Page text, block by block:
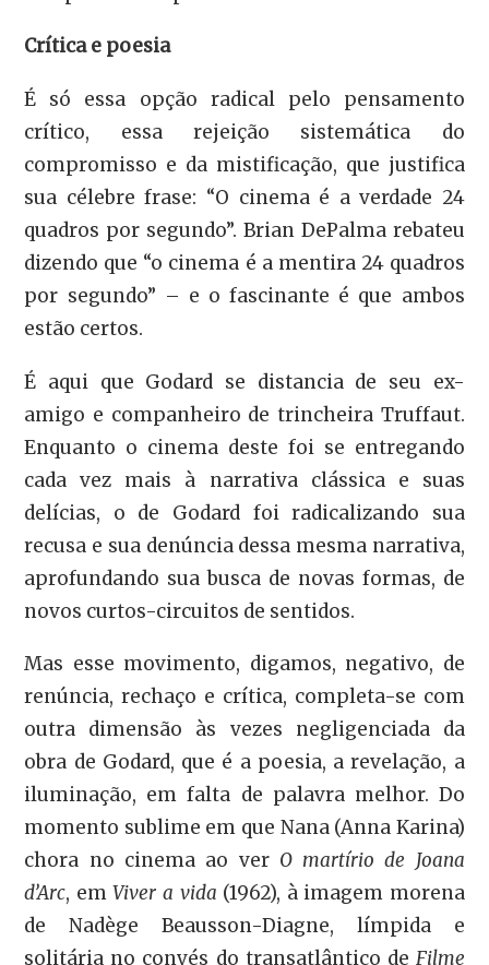
Crítica e poesia
É só essa opção radical pelo pensamento
crítico, essa rejeição sistemática do
compromisso e da mistificação, que justifica
sua célebre frase: “O cinema é a verdade 24
quadros por segundo”. Brian DePalma rebateu
dizendo que “o cinema é a mentira 24 quadros
por segundo” – e o fascinante é que ambos
estão certos.
É aqui que Godard se distancia de seu ex-
amigo e companheiro de trincheira Truffaut.
Enquanto o cinema deste foi se entregando
cada vez mais à narrativa clássica e suas
delícias, o de Godard foi radicalizando sua
recusa e sua denúncia dessa mesma narrativa,
aprofundando sua busca de novas formas, de
novos curtos-circuitos de sentidos.
Mas esse movimento, digamos, negativo, de
renúncia, rechaço e crítica, completa-se com
outra dimensão às vezes negligenciada da
obra de Godard, que é a poesia, a revelação, a
iluminação, em falta de palavra melhor. Do
momento sublime em que Nana (Anna Karina)
chora no cinema ao ver O martírio de Joana
d’Arc, emViver a vida (1962), à imagem morena
de Nadège Beausson-Diagne, límpida e
solitária no convés do transatlântico de Filme